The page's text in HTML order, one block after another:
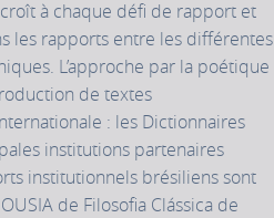
à chaque défi de rapport et
les rapports entre les différentes
L’approche par la poétique
de textes
: les Dictionnaires
institutions partenaires
institutionnels brésiliens sont
de Filosofia Clássica de